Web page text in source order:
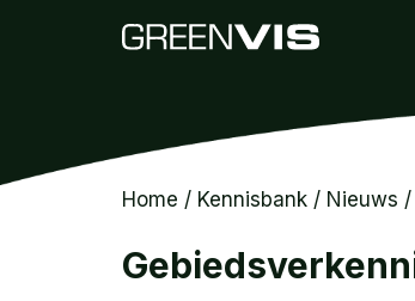
Home / Kennisbank / Nieuws /